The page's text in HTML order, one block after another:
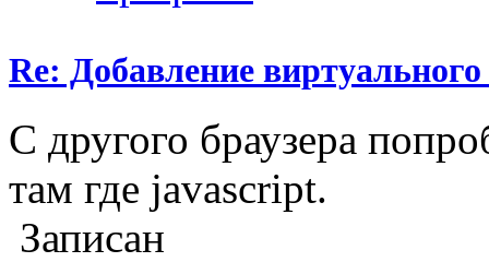
Re: Добавление
С другого браузера
там где javascript.
Записан